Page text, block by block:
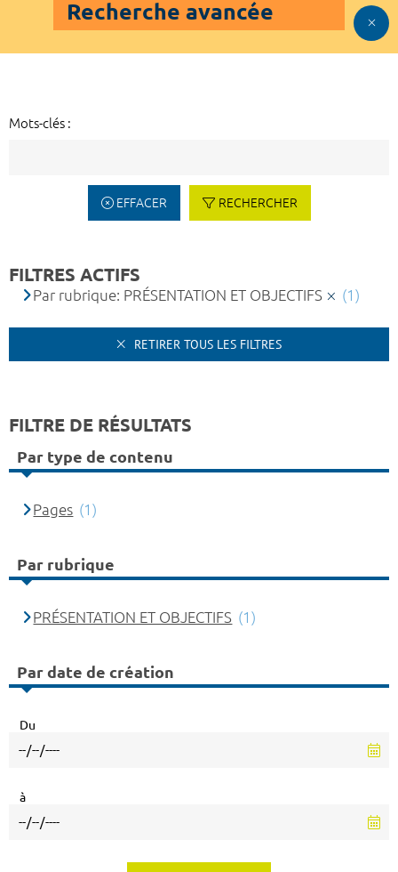
Recherche avancée
Mots-clés :
EFFACER RECHERCHER
FILTRES ACTIFS
Par rubrique: PRÉSENTATION ET OBJECTIFS (1)
RETIRER TOUS LES FILTRES
FILTRE DE RÉSULTATS
Par type de contenu
Pages (1)
Par rubrique
PRÉSENTATION ET OBJECTIFS (1)
Par date de création
Du
à